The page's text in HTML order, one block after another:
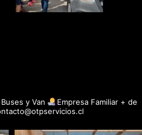
y Van
Empresa Familiar + de